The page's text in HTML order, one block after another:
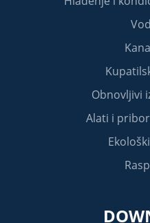
Obnovljivi
Alati i